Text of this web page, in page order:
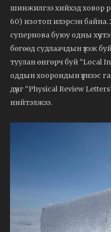
шинжилгээ хийхэд ховор
60) изотоп илэрсэн байна.
супернова буюу одны хүчтэй
бөгөөд судлаачдын үзэж
туулан өнгөрч буй “Local
оддын хоорондын үүлнээс
дүнг “Physical Review
нийтэлжээ.